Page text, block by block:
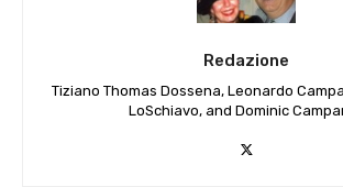
Redazione
Tiziano Thomas Dossena, Leonardo
LoSchiavo, and Dominic